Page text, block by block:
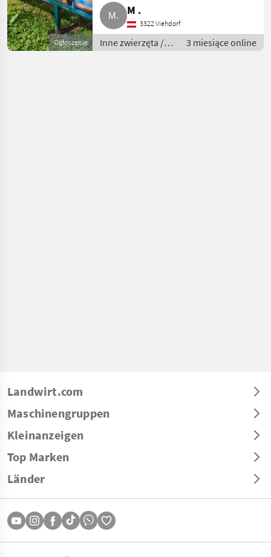
Ogłoszenie
M .
3322 Viehdorf
Inne zwierzęta /
Pszczoły i
3 miesiące online
Landwirt.com
Maschinengruppen
Kleinanzeigen
Top Marken
Länder